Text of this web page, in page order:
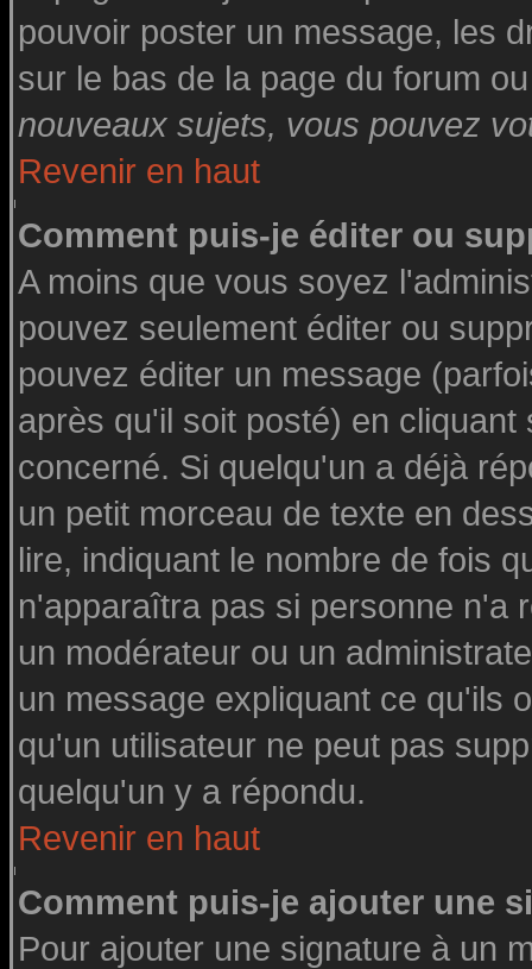
pouvoir poster un message, les
sur le bas de la page du forum
nouveaux sujets, vous pouvez
Revenir en haut
Comment puis-je éditer ou
A moins que vous soyez
pouvez seulement éditer ou
pouvez éditer un message
après qu'il soit posté) en
concerné. Si quelqu'un a déjà
un petit morceau de texte en
lire, indiquant le nombre de fois
n'apparaîtra pas si personne n'a
un modérateur ou un
un message expliquant ce qu'ils
qu'un utilisateur ne peut pas
quelqu'un y a répondu.
Revenir en haut
Comment puis-je ajouter une
Pour ajouter une signature à un